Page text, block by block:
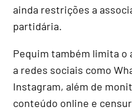
ainda restrições a
partidária.
Pequim também limita o
a redes sociais como
Instagram, além de
conteúdo online e